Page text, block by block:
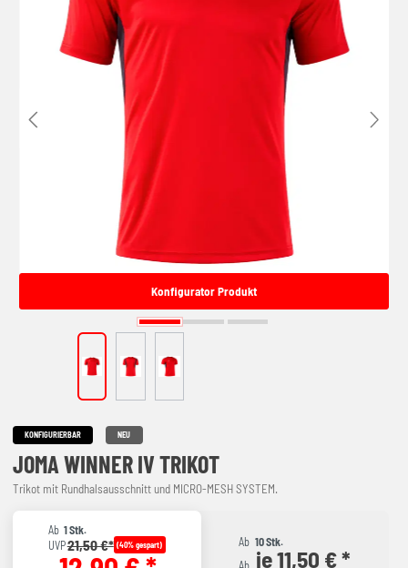
Konfigurator Produkt
KONFIGURIERBAR NEU
JOMA WINNER IV TRIKOT
Trikot mit Rundhalsausschnitt und MICRO-MESH SYSTEM.
Ab 1 Stk.
UVP21,50 €* (40% gespart) Ab 10 Stk.
Ab je 11,50 € *